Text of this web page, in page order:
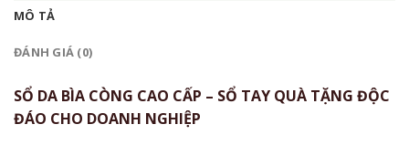
MÔ TẢ
ĐÁNH GIÁ (0)
SỔ DA BÌA CÒNG CAO CẤP – SỔ TAY QUÀ TẶNG ĐỘC
ĐÁO CHO DOANH NGHIỆP